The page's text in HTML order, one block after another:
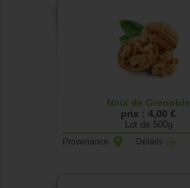
Noix de Grenoble
prix : 4,00 €
Lot de 500g
Provenance Détails